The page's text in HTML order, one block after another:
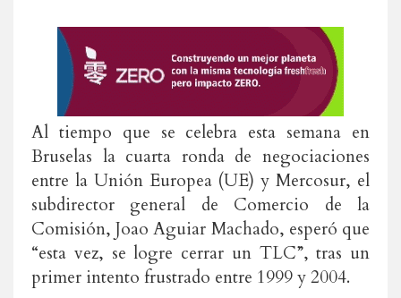
Al tiempo que se celebra esta semana en
Bruselas la cuarta ronda de negociaciones
entre la Unión Europea (UE) y Mercosur, el
subdirector general de Comercio de la
Comisión, Joao Aguiar Machado, esperó que
“esta vez, se logre cerrar un TLC”, tras un
primer intento frustrado entre 1999 y 2004.